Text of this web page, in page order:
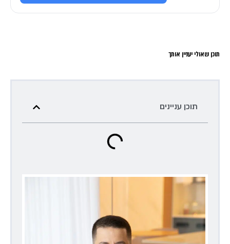
תוכן שאולי יעניין אותך
תוכן עניינים